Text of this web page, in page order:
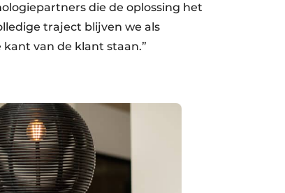
die de oplossing het
traject blijven we als
van de klant staan.”